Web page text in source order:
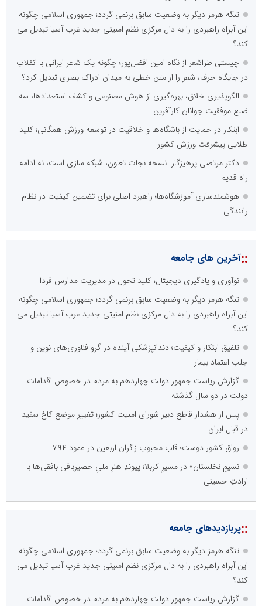
تنگه هرمز دیگر به وضعیت سابق برنمی گردد؛ جمهوری اسلامی چگونه
این آبراه راهبردی را به دال مرکزی نظم امنیتی جدید غرب آسیا تبدیل می
کند؟
چیستی طراشعر از نگاه امین افضل‌پور؛ چگونه یک شاعر ایرانی با انقلاب
در جایگاه حرف، شعر را از متن خطی به میدان ادراک بصری تبدیل کرد؟
الگوپذیری خلاق، بهره‌گیری از هوش مصنوعی و کشف استعدادها، سه
ضلع موفقیت جوانان کارآفرین
ابتکار در حمایت از باشگاه‌ها و خلاقیت در توسعه ورزش همگانی؛ کلید
طلایی پیشرفت ورزش کشور
دکتر مرتضی پرهیزگار: نسخه نجات تعاون، شبکه سازی است، نه ادامه
راه قدیم
هوشمندسازی آموزشگاه‌ها؛ راهبرد اصلی برای تضمین کیفیت در نظام
رانندگی
::آخرین های جامعه
نوآوری و یادگیری دیجیتال؛ کلید تحول در مدیریت مدارس فردا
تنگه هرمز دیگر به وضعیت سابق برنمی گردد؛ جمهوری اسلامی چگونه
این آبراه راهبردی را به دال مرکزی نظم امنیتی جدید غرب آسیا تبدیل می
کند؟
تلفیق ابتکار و کیفیت؛ دندانپزشکی آینده در گرو فناوری‌های نوین و
جلب اعتماد بیمار
گزارش ریاست جمهور دولت چهاردهم به مردم در خصوص اقدامات
دولت در دو سال گذشته
پس از هشدار قاطع دبیر شورای امنیت کشور؛ تغییر موضع کاخ سفید
در قبال ایران
رواق کشور دوست؛ قاب محبوب زائران اربعین در عمود ۷۹۴
نسیمِ نخلستان» در مسیرِ کربلا؛ پیوندِ هنرِ ملیِ حصیربافی بافقی‌ها با
ارادتِ حسینی
::پربازدیدهای جامعه
تنگه هرمز دیگر به وضعیت سابق برنمی گردد؛ جمهوری اسلامی چگونه
این آبراه راهبردی را به دال مرکزی نظم امنیتی جدید غرب آسیا تبدیل می
کند؟
گزارش ریاست جمهور دولت چهاردهم به مردم در خصوص اقدامات